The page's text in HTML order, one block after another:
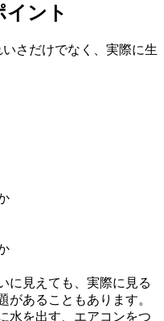
イント
さだけでなく、実際に生
に見えても、実際に見る
があることもあります。
水を出す、エアコンをつ